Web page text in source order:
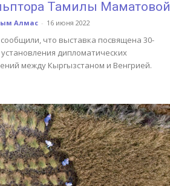
Тамилы Маматовой
Алмас - 16 июня 2022
что выставка посвящена 30-
дипломатических
между Кыргызстаном и Венгрией.